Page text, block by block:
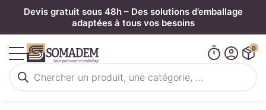
Devis gratuit sous 48h – Des solutions d’emballage
adaptées à tous vos besoins
de
0
Panneau de gestion des cookies